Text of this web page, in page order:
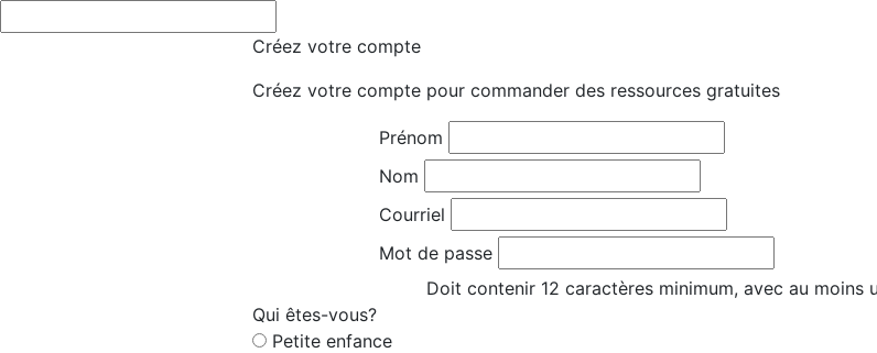
Créez votre compte
Créez votre compte pour commander des ressources gratuites
Prénom
Nom
Courriel
Mot de passe
Doit contenir 12 caractères minimum, avec au moins
Qui êtes-vous?
Petite enfance